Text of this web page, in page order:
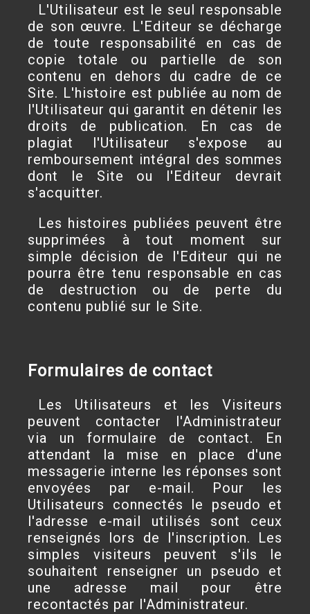
L'Utilisateur est le seul responsable
de son œuvre. L'Editeur se décharge
de toute responsabilité en cas de
copie totale ou partielle de son
contenu en dehors du cadre de ce
Site. L'histoire est publiée au nom de
l'Utilisateur qui garantit en détenir les
droits de publication. En cas de
plagiat l'Utilisateur s'expose au
remboursement intégral des sommes
dont le Site ou l'Editeur devrait
s'acquitter.
Les histoires publiées peuvent être
supprimées à tout moment sur
simple décision de l'Editeur qui ne
pourra être tenu responsable en cas
de destruction ou de perte du
contenu publié sur le Site.
Formulaires de contact
Les Utilisateurs et les Visiteurs
peuvent contacter l'Administrateur
via un formulaire de contact. En
attendant la mise en place d'une
messagerie interne les réponses sont
envoyées par e-mail. Pour les
Utilisateurs connectés le pseudo et
l'adresse e-mail utilisés sont ceux
renseignés lors de l'inscription. Les
simples visiteurs peuvent s'ils le
souhaitent renseigner un pseudo et
une adresse mail pour être
recontactés par l'Administrateur.